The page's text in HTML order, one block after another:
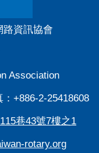
路資訊協會
Association
+886-2-25418608
巷43號7樓之1
rotary.org